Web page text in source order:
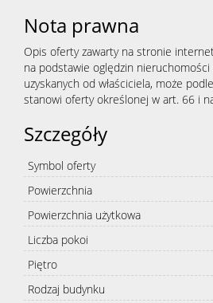
Nota prawna
Opis oferty zawarty na stronie
na podstawie oględzin nieruchomości
uzyskanych od właściciela, może
stanowi oferty określonej w art. 66 i
Szczegóły
Symbol oferty
Powierzchnia
Powierzchnia użytkowa
Liczba pokoi
Piętro
Rodzaj budynku